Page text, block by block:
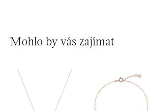
Mohlo by vás zajímat